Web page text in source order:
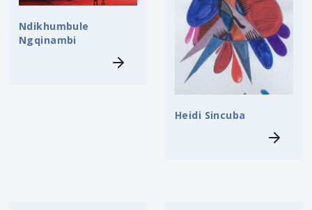
Ndikhumbule
Ngqinambi
Heidi Sincuba